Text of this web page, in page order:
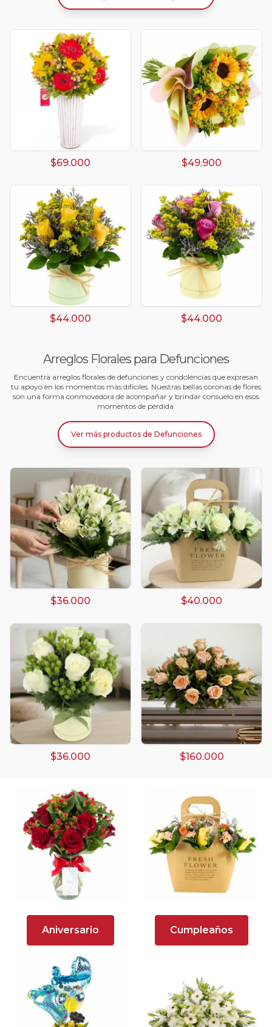
$69.000 $49.900
$44.000 $44.000
Arreglos Florales para Defunciones
Encuentra arreglos florales de defunciones y condolencias que expresan
tu apoyo en los momentos más difíciles. Nuestras bellas coronas de flores
son una forma conmovedora de acompañar y brindar consuelo en esos
momentos de pérdida.
Ver más productos de Defunciones
$36.000 $40.000
$36.000 $160.000
Aniversario Cumpleaños
Arreglos damasco
Arreglos de Globos
Arreglos Florales
Arreglos florales amarillos
Arreglos florales de color rojo
Arreglos Florales en Florero
Arreglos florales en tono blanco
Arreglos florales en tono lila
Arreglos florales en tono naranja
Arreglos Florales para Aniversario
Arreglos florales para dar agradecimiento
Arreglos Florales para Defunciones
Arreglos Florales para Eventos
Arreglos florales románticos